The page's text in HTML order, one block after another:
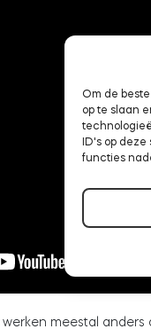
Om de
op te slaan
ID's op
functies
meestal